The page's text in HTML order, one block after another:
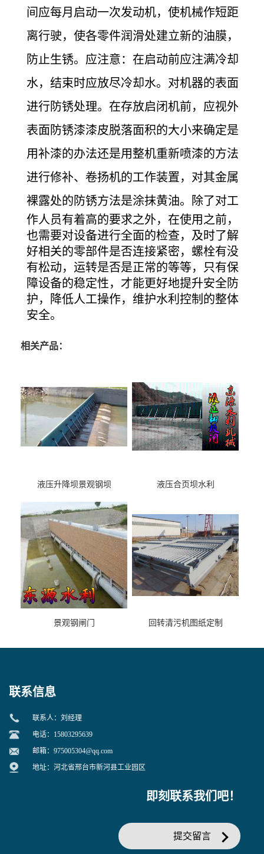
间应每月启动一次发动机，使机械作短距
离行驶，使各零件润滑处建立新的油膜，
防止生锈。应注意：在启动前应注满冷却
水，结束时应放尽冷却水。对机器的表面
进行防锈处理。在存放启闭机前，应视外
表面防锈漆漆皮脱落面积的大小来确定是
用补漆的办法还是用整机重新喷漆的方法
进行修补、卷扬机的工作装置，对其金属
裸露处的防锈方法是涂抹黄油。
除了对工
作人员有着高的要求之外，在使用之前，
也需要对设备进行全面的检查，及时了解
好相关的零部件是否连接紧密，螺栓有没
有松动，运转是否是正常的等等，只有保
障设备的稳定性，才能更好地提升安全防
护，降低人工操作，维护水利控制的整体
安全。
相关产品：
液压升降坝景观钢坝 液压合页坝水利
景观钢闸门 回转清污机图纸定制
联系信息
联系人：刘经理
电话：15803295639
邮箱： 975005304@qq.com
地址：河北省邢台市新河县工业园区
即刻联系我们吧！
提交留言